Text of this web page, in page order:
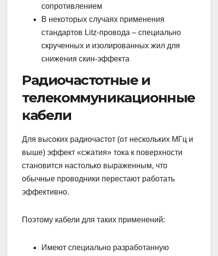
сопротивлением
В некоторых случаях применения
стандартов Litz-провода – специально
скрученных и изолированных жил для
снижения скин-эффекта
Радиочастотные и
телекоммуникационные
кабели
Для высоких радиочастот (от нескольких МГц и
выше) эффект «сжатия» тока к поверхности
становится настолько выраженным, что
обычные проводники перестают работать
эффективно.
Поэтому кабели для таких применений:
Имеют специально разработанную